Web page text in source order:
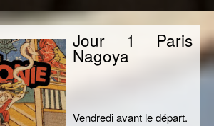
Jour 1 Paris
Nagoya
Vendredi avant le départ.